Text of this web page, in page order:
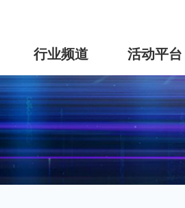
行业频道 活动平台